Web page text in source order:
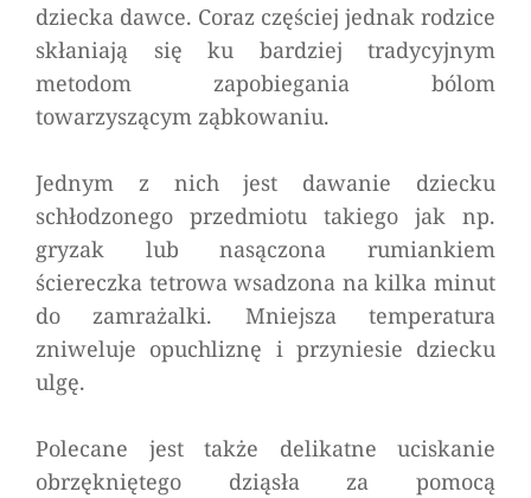
dziecka dawce. Coraz częściej jednak rodzice
skłaniają się ku bardziej tradycyjnym
metodom zapobiegania bólom
towarzyszącym ząbkowaniu.
Jednym z nich jest dawanie dziecku
schłodzonego przedmiotu takiego jak np.
gryzak lub nasączona rumiankiem
ściereczka tetrowa wsadzona na kilka minut
do zamrażalki. Mniejsza temperatura
zniweluje opuchliznę i przyniesie dziecku
ulgę.
Polecane jest także delikatne uciskanie
obrzękniętego dziąsła za pomocą